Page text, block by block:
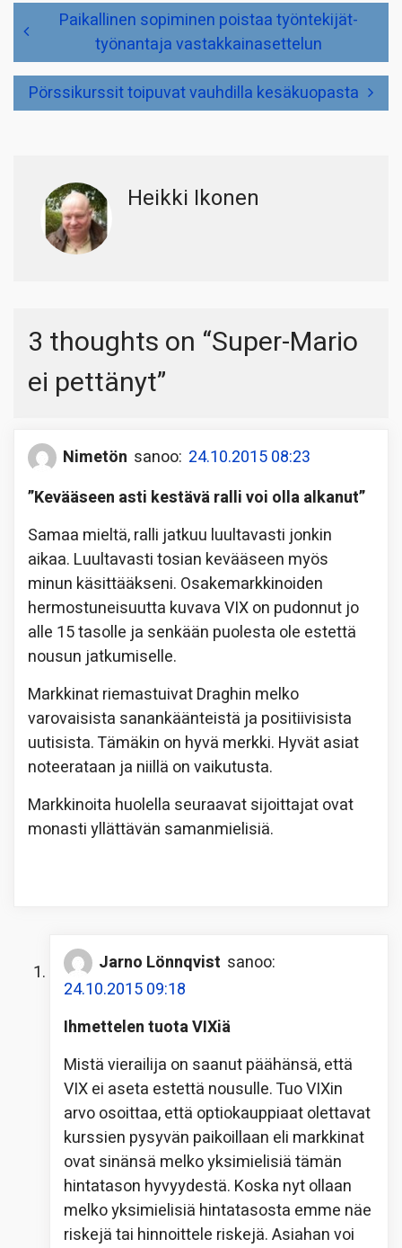
Artikkelien
selaus
Paikallinen sopiminen poistaa työntekijät-
työnantaja vastakkainasettelun
Pörssikurssit toipuvat vauhdilla kesäkuopasta
Heikki Ikonen
3 thoughts on “Super-Mario
ei pettänyt”
Nimetön sanoo: 24.10.2015 08:23
”Kevääseen asti kestävä ralli voi olla alkanut”
Samaa mieltä, ralli jatkuu luultavasti jonkin
aikaa. Luultavasti tosian kevääseen myös
minun käsittääkseni. Osakemarkkinoiden
hermostuneisuutta kuvava VIX on pudonnut jo
alle 15 tasolle ja senkään puolesta ole estettä
nousun jatkumiselle.
Markkinat riemastuivat Draghin melko
varovaisista sanankäänteistä ja positiivisista
uutisista. Tämäkin on hyvä merkki. Hyvät asiat
noteerataan ja niillä on vaikutusta.
Markkinoita huolella seuraavat sijoittajat ovat
monasti yllättävän samanmielisiä.
Jarno Lönnqvist sanoo:
24.10.2015 09:18
Ihmettelen tuota VIXiä
Mistä vierailija on saanut päähänsä, että
VIX ei aseta estettä nousulle. Tuo VIXin
arvo osoittaa, että optiokauppiaat olettavat
kurssien pysyvän paikoillaan eli markkinat
ovat sinänsä melko yksimielisiä tämän
hintatason hyvyydestä. Koska nyt ollaan
melko yksimielisiä hintatasosta emme näe
riskejä tai hinnoittele riskejä. Asiahan voi